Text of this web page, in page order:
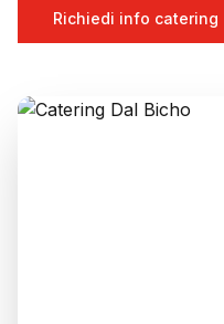
Richiedi info catering